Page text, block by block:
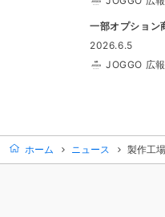
一部オプション
2026.6.5
JOGGO 広報
ホーム ニュース 製作工